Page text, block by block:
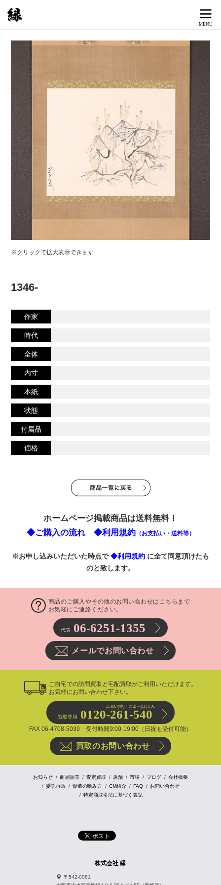
※クリックで拡大表示できます
1346-
作家
時代
全体
内寸
本紙
状態
付属品
価格
ホームページ掲載商品は送料無料！
◆ご購入の流れ
◆利用規約 （お支払い・送料等）
※お申し込みいただいた時点で◆利用規約 に全て同意頂けたも
のと致します。
商品のご購入やその他のお問い合わせはこちらまで
お気軽にご連絡ください。
代表 06-6251-1355
メールでお問い合わせ
ご自宅での訪問買取と宅配買取がご利用いただけます。
お気軽にお問い合わせ下さい。
ふるい(物)、 ごよー(は)えん
買取専用 0120-261-540
FAX 06-4708-5039 受付時間9:00-19:00（日祝も受付可能）
買取のお問い合わせ
お知らせ 商品販売 査定買取 店舗 市場 ブログ
会社概要
委託再販
骨董の嗜み方 CM紹介 FAQ
お問い合わせ
特定商取引法に基づく表記
株式会社 縁
〒542-0081